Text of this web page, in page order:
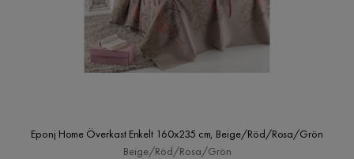
Eponj Home Överkast Enkelt 160x235 cm, Beige/Röd/Rosa/Grön
Beige/Röd/Rosa/Grön